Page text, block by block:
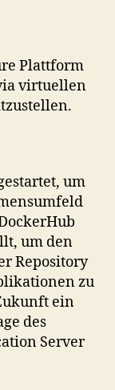
Plattform
virtuellen
um
um den
Repository
zu
ein
des
Server